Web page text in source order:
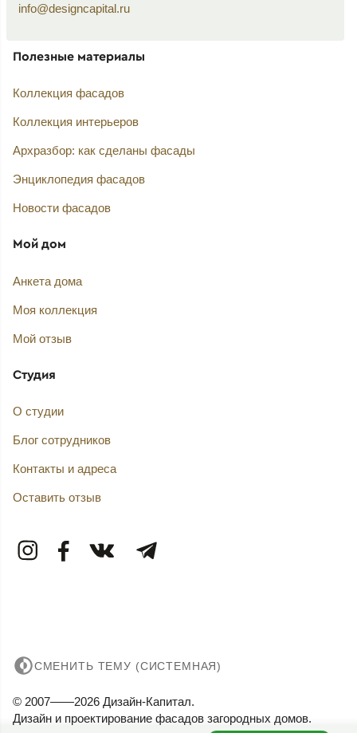
info@designcapital.ru
Полезные материалы
Коллекция фасадов
Коллекция интерьеров
Архразбор: как сделаны фасады
Энциклопедия фасадов
Новости фасадов
Мой дом
Анкета дома
Моя коллекция
Мой отзыв
Студия
О студии
Блог сотрудников
Контакты и адреса
Оставить отзыв
СМЕНИТЬ ТЕМУ (СИСТЕМНАЯ)
© 2007——2026 Дизайн-Капитал.
Дизайн и проектирование фасадов загородных домов.